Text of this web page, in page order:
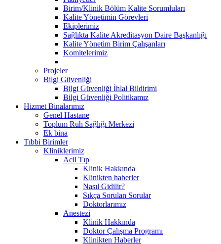
Birim/Klinik Bölüm Kalite Sorumluları
Kalite Yönetimin Görevleri
Ekiplerimiz
Sağlıkta Kalite Akreditasyon Daire Başkanlığı
Kalite Yönetim Birim Çalışanları
Komitelerimiz
Projeler
Bilgi Güvenliği
Bilgi Güvenliği İhlal Bildirimi
Bilgi Güvenliği Politikamız
Hizmet Binalarımız
Genel Hastane
Toplum Ruh Sağlığı Merkezi
Ek bina
Tıbbi Birimler
Kliniklerimiz
Acil Tıp
Klinik Hakkında
Klinikten haberler
Nasıl Gidilir?
Sıkça Sorulan Sorular
Doktorlarımız
Anestezi
Klinik Hakkında
Doktor Çalışma Programı
Klinikten Haberler